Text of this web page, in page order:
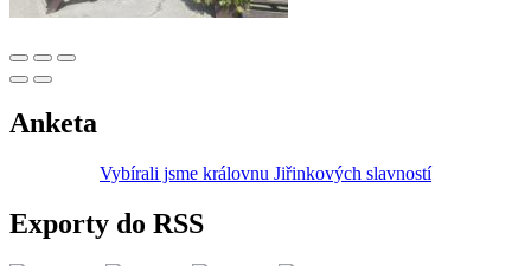
Anketa
Vybírali jsme královnu Jiřinkových slavností
Exporty do RSS